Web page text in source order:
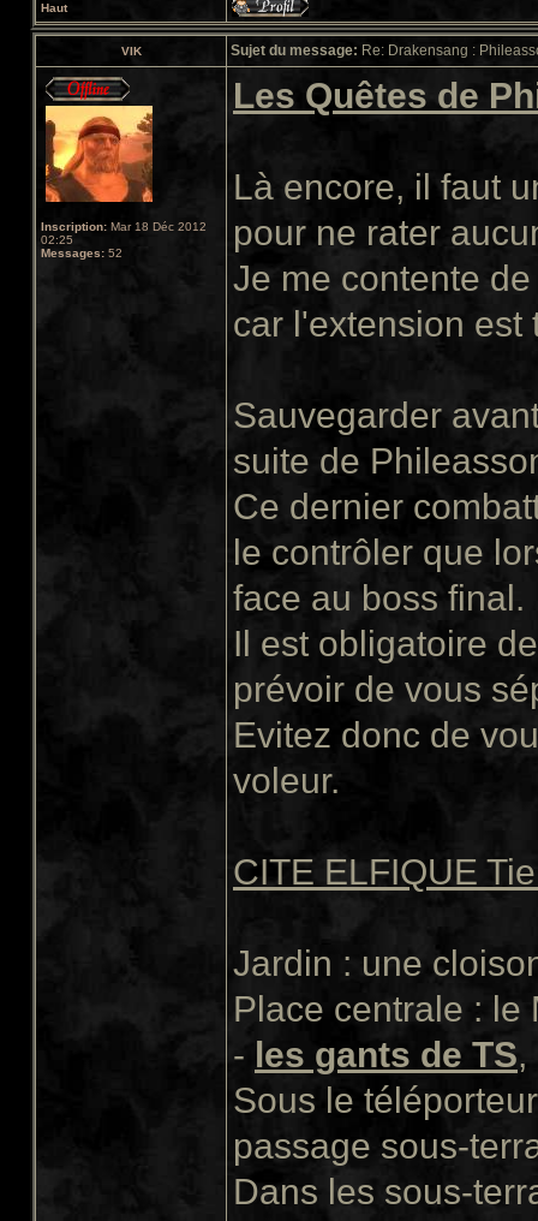
Haut
VIK Sujet du message: Re: Drakensang :
Inscription: Mar 18 Déc 2012
02:25
Messages: 52
Les Quêtes de
Là encore, il faut
pour ne rater
Je me contente
car l'extension est
Sauvegarder
suite de
Ce dernier
le contrôler que
face au boss final.
Il est obligatoire
prévoir de vous
Evitez donc de
voleur.
CITE ELFIQUE
Jardin : une
Place centrale : le
- les gants de TS,
Sous le
passage sous-
Dans les sous-